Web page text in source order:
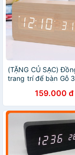
(TẶNG CỦ SẠC)
trang trí để bàn Gỗ
CÓ CỦ SẠC159.000 đ